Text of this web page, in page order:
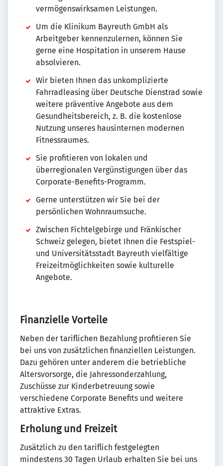
vermögenswirksamen Leistungen.
Um die Klinikum Bayreuth GmbH als
Arbeitgeber kennenzulernen, können Sie
gerne eine Hospitation in unserem Hause
absolvieren.
Wir bieten Ihnen das unkomplizierte
Fahrradleasing über Deutsche Dienstrad sowie
weitere präventive Angebote aus dem
Gesundheitsbereich, z. B. die kostenlose
Nutzung unseres hausinternen modernen
Fitnessraumes.
Sie profitieren von lokalen und
überregionalen Vergünstigungen über das
Corporate-Benefits-Programm.
Gerne unterstützen wir Sie bei der
persönlichen Wohnraumsuche.
Zwischen Fichtelgebirge und Fränkischer
Schweiz gelegen, bietet Ihnen die Festspiel-
und Universitätsstadt Bayreuth vielfältige
Freizeitmöglichkeiten sowie kulturelle
Angebote.
Finanzielle Vorteile
Neben der tariflichen Bezahlung profitieren Sie
bei uns von zusätzlichen finanziellen Leistungen.
Dazu gehören unter anderem die betriebliche
Altersvorsorge, die Jahressonderzahlung,
Zuschüsse zur Kinderbetreuung sowie
verschiedene Corporate Benefits und weitere
attraktive Extras.
Erholung und Freizeit
Zusätzlich zu den tariflich festgelegten
mindestens 30 Tagen Urlaub erhalten Sie bei uns